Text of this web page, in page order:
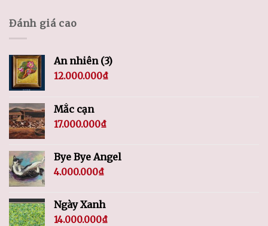
Đánh giá cao
An nhiên (3)
12.000.000₫
Mắc cạn
17.000.000₫
Bye Bye Angel
4.000.000₫
Ngày Xanh
14.000.000₫